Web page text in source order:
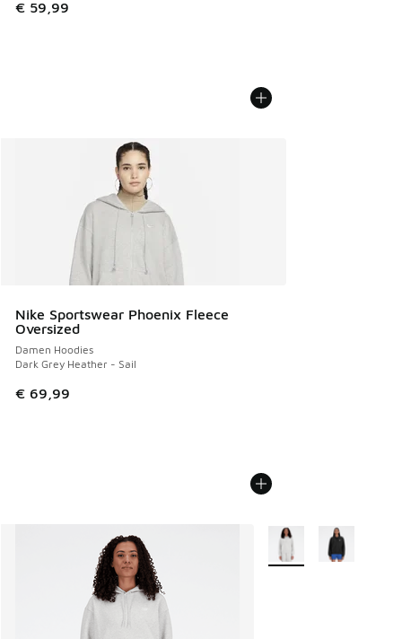
€ 59,99
Nike Sportswear Phoenix Fleece
Oversized
Damen Hoodies
Dark Grey Heather - Sail
€ 69,99
Weitere Farben